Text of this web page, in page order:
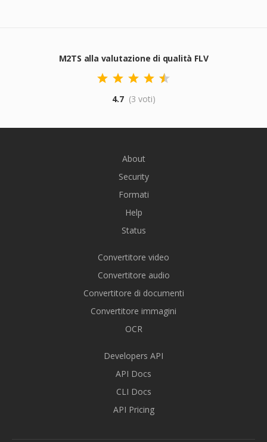
M2TS alla valutazione di qualità FLV
4.7 (3 voti)
About
Security
Formati
Help
Status
Convertitore video
Convertitore audio
Convertitore di documenti
Convertitore immagini
OCR
Developers API
API Docs
CLI Docs
API Pricing